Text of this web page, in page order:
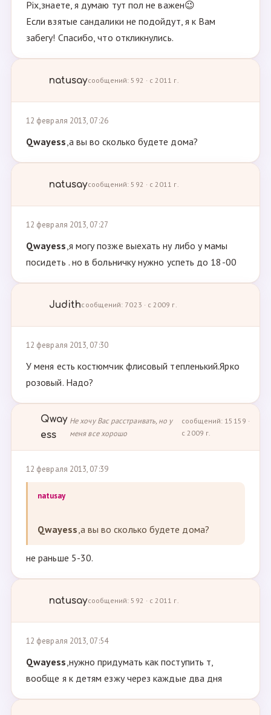
Pix,знаете, я думаю тут пол не важен😉
Если взятые сандалики не подойдут, я к Вам
забегу! Спасибо, что откликнулись.
natusayсообщений: 592 · с 2011 г.
12 февраля 2013, 07:26
Qwayess,а вы во сколько будете дома?
natusayсообщений: 592 · с 2011 г.
12 февраля 2013, 07:27
Qwayess,я могу позже выехать ну либо у мамы
посидеть . но в больничку нужно успеть до 18-00
Judithсообщений: 7023 · с 2009 г.
12 февраля 2013, 07:30
У меня есть костюмчик флисовый тепленький.Ярко
розовый. Надо?
Qway
ess
Не хочу Вас расстраивать, но у
меня все хорошо
сообщений: 15159 ·
с 2009 г.
12 февраля 2013, 07:39
natusay
Qwayess,а вы во сколько будете дома?
не раньше 5-30.
natusayсообщений: 592 · с 2011 г.
12 февраля 2013, 07:54
Qwayess,нужно придумать как поступить т,
вообще я к детям езжу через каждые два дня